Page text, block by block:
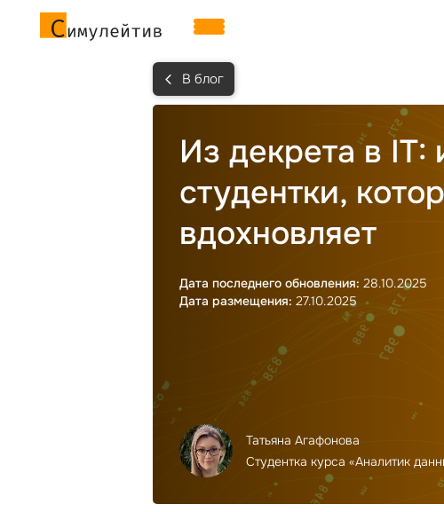
В блог
Из декрета в IT:
студентки,
вдохновляет
Дата последнего обновления: 28.10.2025
Дата размещения: 27.10.2025
Татьяна Агафонова
Студентка курса «Аналитик